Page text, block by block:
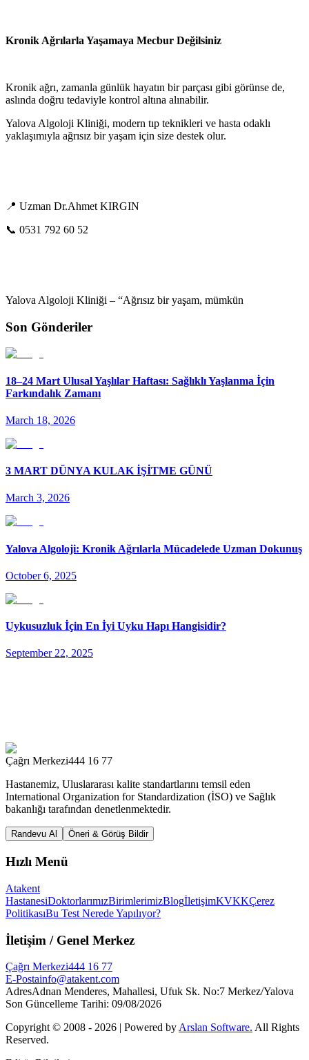
Kronik Ağrılarla Yaşamaya Mecbur Değilsiniz
Kronik ağrı, zamanla günlük hayatın bir parçası gibi görünse de,
aslında doğru tedaviyle kontrol altına alınabilir.
Yalova Algoloji Kliniği, modern tıp teknikleri ve hasta odaklı
yaklaşımıyla ağrısız bir yaşam için size destek olur.
📍 Uzman Dr.Ahmet KIRGIN
📞 0531 792 60 52
Yalova Algoloji Kliniği – “Ağrısız bir yaşam, mümkün
Son Gönderiler
18–24 Mart Ulusal Yaşlılar Haftası: Sağlıklı Yaşlanma İçin
Farkındalık Zamanı
March 18, 2026
3 MART DÜNYA KULAK İŞİTME GÜNÜ
March 3, 2026
Yalova Algoloji: Kronik Ağrılarla Mücadelede Uzman Dokunuş
October 6, 2025
Uykusuzluk İçin En İyi Uyku Hapı Hangisidir?
September 22, 2025
Çağrı Merkezi444 16 77
Hastanemiz, Uluslararası kalite standartlarını temsil eden
International Organization for Standardization (İSO) ve Sağlık
bakanlığı tarafından denetlenmektedir.
Randevu Al Öneri & Görüş Bildir
Hızlı Menü
Atakent
HastanesiDoktorlarımızBirimlerimizBlogİletişimKVKKÇerez
PolitikasıBu Test Nerede Yapılıyor?
İletişim / Genel Merkez
Çağrı Merkezi444 16 77
E-Postainfo@atakent.com
AdresAdnan Menderes, Mahallesi, Ufuk Sk. No:7 Merkez/Yalova
Son Güncelleme Tarihi: 09/08/2026
Copyright © 2008 - 2026 | Powered by Arslan Software. All Rights
Reserved.